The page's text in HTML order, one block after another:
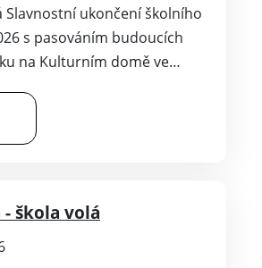
Slavnostní ukončení školního
s pasováním budoucích
na Kulturním domě ve…
škola volá